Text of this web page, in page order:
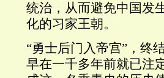
统治，从而避免中国发
化的习家王朝。
“勇士后门入帝宫”，终
早在一千多年前就已注